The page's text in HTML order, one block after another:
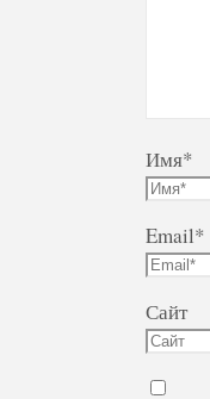
Имя*
Email*
Сайт